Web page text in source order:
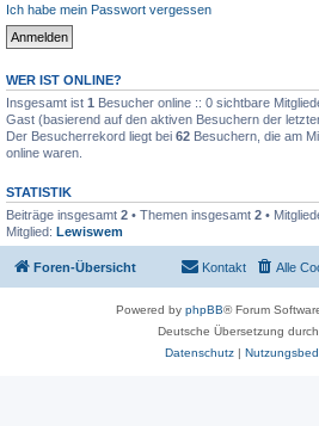
Ich habe mein Passwort vergessen
WER IST ONLINE?
Insgesamt ist 1 Besucher online :: 0 sichtbare
Gast (basierend auf den aktiven Besuchern der
Der Besucherrekord liegt bei 62 Besuchern, die am
online waren.
STATISTIK
Beiträge insgesamt 2 • Themen insgesamt 2 •
Mitglied: Lewiswem
Foren-Übersicht Alle
Kontakt
Powered by phpBB® Forum
Deutsche Übersetzung durch
Datenschutz|